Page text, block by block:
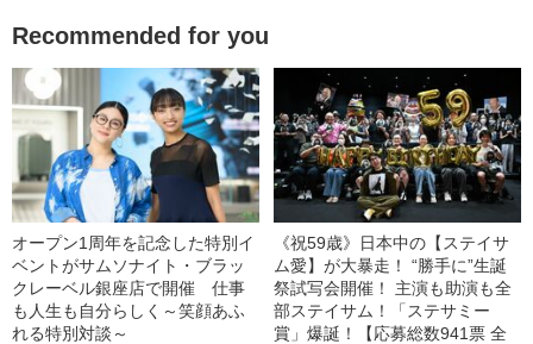
Recommended for you
オープン1周年を記念した特別イ
ベントがサムソナイト・ブラッ
クレーベル銀座店で開催 仕事
も人生も自分らしく～笑顔あふ
れる特別対談～
《祝59歳》日本中の【ステイサ
ム愛】が大暴走！ “勝手に”生誕
祭試写会開催！ 主演も助演も全
部ステイサム！「ステサミー
賞」爆誕！【応募総数941票 全